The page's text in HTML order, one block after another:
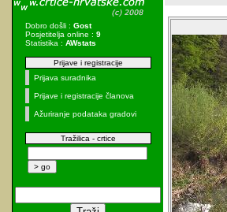
Dobro došli : Gost
Posjetitelja online : 9
Statistika : AWstats
Prijave i registracije
Prijava suradnika
Prijave i registracije članova
Ažuriranje podataka gradovi
Tražilica - crtice